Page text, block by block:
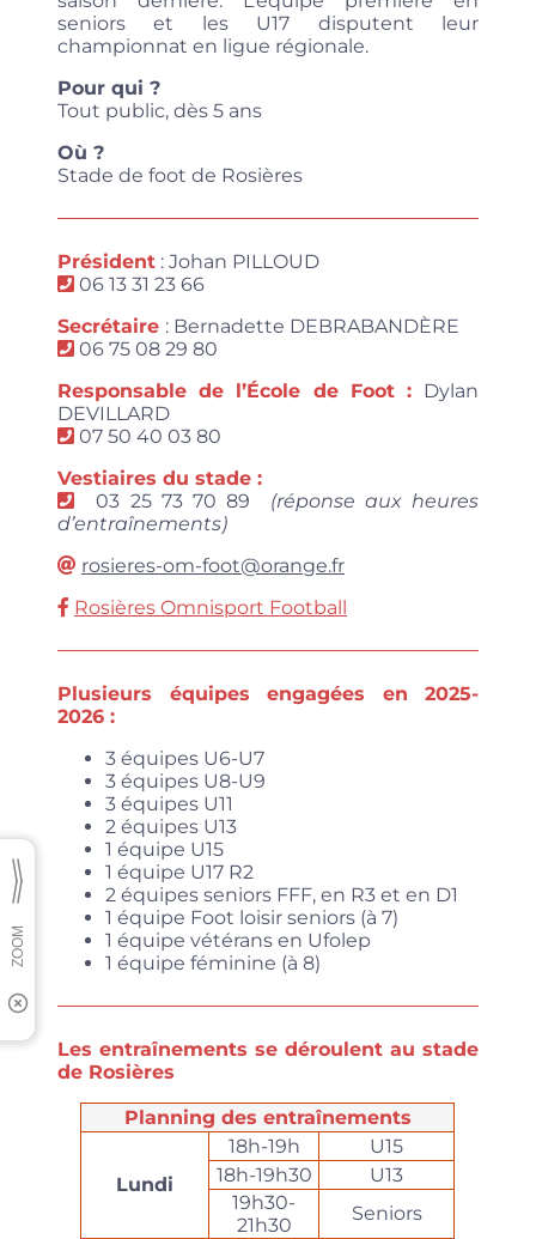
seniors et les U17 disputent leur
championnat en ligue régionale.
Pour qui ?
Tout public, dès 5 ans
Où ?
Stade de foot de Rosières
Président : Johan PILLOUD
06 13 31 23 66
Secrétaire : Bernadette DEBRABANDÈRE
06 75 08 29 80
Responsable de l’École de Foot : Dylan
DEVILLARD
07 50 40 03 80
Vestiaires du stade :
03 25 73 70 89 (réponse aux heures
d’entraînements)
rosieres-om-foot@orange.fr
Rosières Omnisport Football
Plusieurs équipes engagées en 2025-
2026 :
3 équipes U6-U7
3 équipes U8-U9
3 équipes U11
2 équipes U13
1 équipe U15
1 équipe U17 R2
2 équipes seniors FFF, en R3 et en D1
1 équipe Foot loisir seniors (à 7)
1 équipe vétérans en Ufolep
1 équipe féminine (à 8)
Les entraînements se déroulent au stade
de Rosières
Planning des entraînements
Lundi
18h-19h
U15
18h-19h30
U13
19h30-
21h30
Seniors